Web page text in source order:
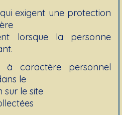
exigent une protection
lorsque la personne
caractère personnel
le
sur le site